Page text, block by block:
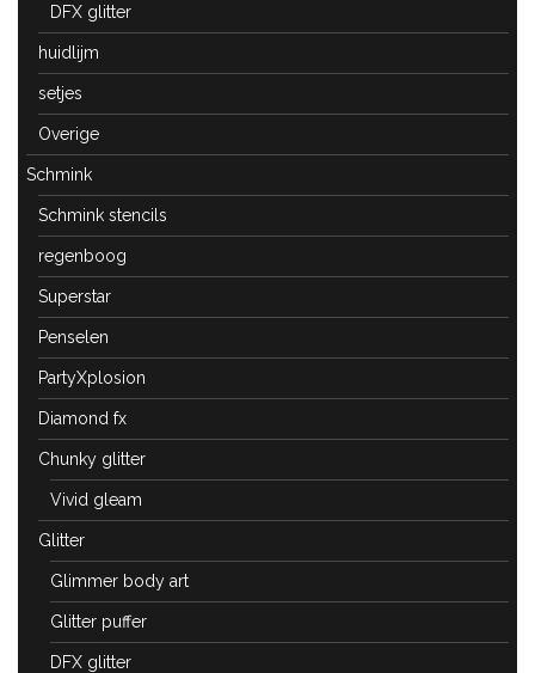
DFX glitter
huidlijm
setjes
Overige
Schmink
Schmink stencils
regenboog
Superstar
Penselen
PartyXplosion
Diamond fx
Chunky glitter
Vivid gleam
Glitter
Glimmer body art
Glitter puffer
DFX glitter